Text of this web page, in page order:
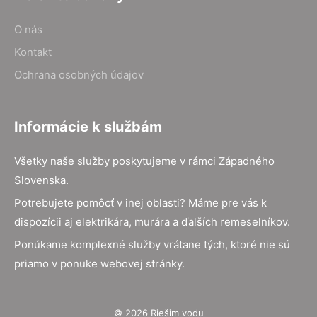
O nás
Kontakt
Ochrana osobných údajov
Informácie k službám
Všetky naše služby poskytujeme v rámci Západného
Slovenska.
Potrebujete pomôcť v inej oblasti? Máme pre vás k
dispozícii aj elektrikára, murára a ďalších remeselníkov.
Ponúkame komplexné služby vrátane tých, ktoré nie sú
priamo v ponuke webovej stránky.
© 2026 Riešim vodu